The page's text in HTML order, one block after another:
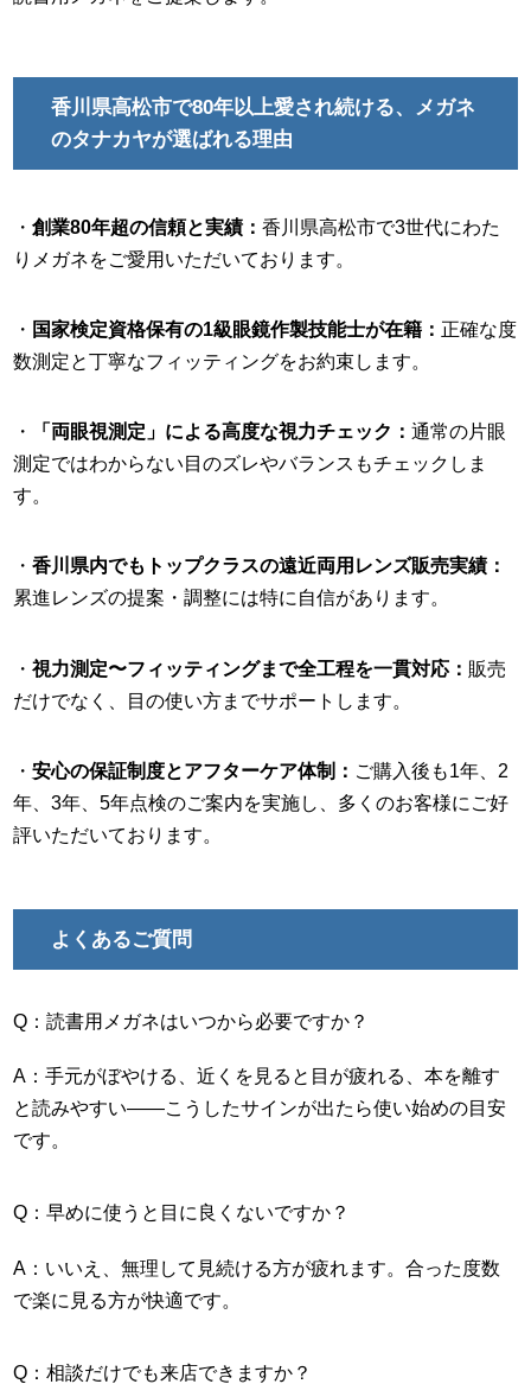
香川県高松市で80年以上愛され続ける、メガネ
のタナカヤが選ばれる理由
・創業80年超の信頼と実績：香川県高松市で3世代にわた
りメガネをご愛用いただいております。
・ 国家検定資格保有の1級眼鏡作製技能士が在籍： 正確な度
数測定と丁寧なフィッティングをお約束します。
・ 「両眼視測定」による高度な視力チェック：通常の片眼
測定ではわからない目のズレやバランスもチェックしま
す。
・香川県内でもトップクラスの遠近両用レンズ販売実績：
累進レンズの提案・調整には特に自信があります。
・視力測定〜フィッティングまで全工程を一貫対応： 販売
だけでなく、目の使い方までサポートします。
・安心の保証制度とアフターケア体制： ご購入後も1年、2
年、3年、5年点検のご案内を実施し、多くのお客様にご好
評いただいております。
よくあるご質問
Q：読書用メガネはいつから必要ですか？
A：手元がぼやける、近くを見ると目が疲れる、本を離す
と読みやすい――こうしたサインが出たら使い始めの目安
です。
Q：早めに使うと目に良くないですか？
A：いいえ、無理して見続ける方が疲れます。合った度数
で楽に見る方が快適です。
Q：相談だけでも来店できますか？